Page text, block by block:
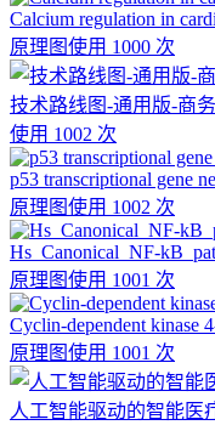
Calcium regulation in
原理图使用 1000 次
技术路线图-通用版-商
使用 1002 次
p53 transcriptional gene
原理图使用 1002 次
Hs_Canonical_NF-
原理图使用 1001 次
Cyclin-dependent kinase
原理图使用 1001 次
人工智能驱动的智能医